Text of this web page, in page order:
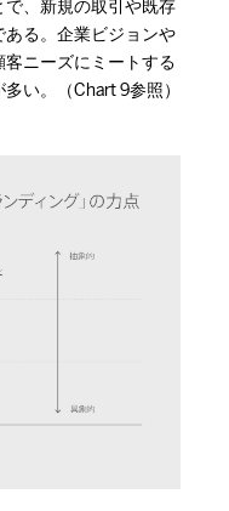
、新規の取引や既存
る。企業ビジョンや
ニーズにミートする
い。（Chart 9参照）